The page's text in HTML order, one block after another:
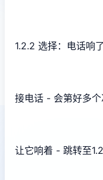
1.2.2 选择：电话响了
接电话 - 会第好多
让它响着 - 跳转至